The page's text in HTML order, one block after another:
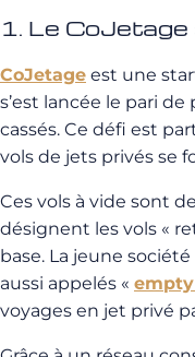
1. Le CoJetage
CoJetage est une
s’est lancée le pari
cassés. Ce défi est
vols de jets privés se
Ces vols à vide sont
désignent les vols «
base. La jeune
aussi appelés «
voyages en jet privé